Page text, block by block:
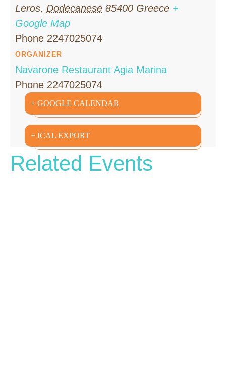
Leros, Dodecanese 85400 Greece +
Google Map
Phone 2247025074
ORGANIZER
Navarone Restaurant Agia Marina
Phone 2247025074
+ GOOGLE CALENDAR
+ ICAL EXPORT
Related Events